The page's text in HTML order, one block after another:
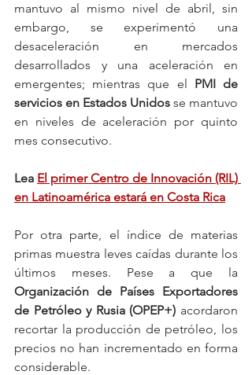
mantuvo al mismo nivel de abril, sin
embargo, se experimentó una
desaceleración en mercados
desarrollados y una aceleración en
emergentes; mientras que el PMI de
servicios en Estados Unidos se mantuvo
en niveles de aceleración por quinto
mes consecutivo.
Lea El primer Centro de Innovación (RIL)
en Latinoamérica estará en Costa Rica
Por otra parte, el índice de materias
primas muestra leves caídas durante los
Organización de Países Exportadores
de Petróleo y Rusia (OPEP+) acordaron
recortar la producción de petróleo, los
precios no han incrementado en forma
considerable.